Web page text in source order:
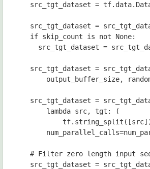
src_tgt_dataset = tf. data.
src_tgt_dataset =
if skip_count is not None:
src_tgt_dataset =
src_tgt_dataset =
output_buffer_size,
src_tgt_dataset =
lambda src, tgt :
(
tf. string_split ([src
num_parallel_calls=
# Filter zero length input
src_tgt_dataset =